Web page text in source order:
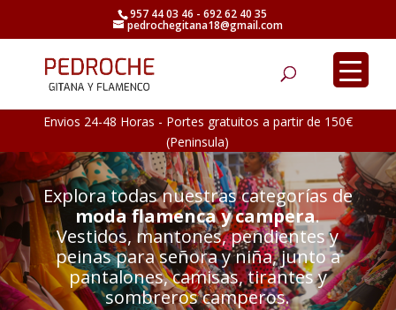
957 44 03 46 - 692 62 40 35
pedrochegitana18@gmail.com
Envios 24-48 Horas - Portes gratuitos a partir de 150€
(Peninsula)
Explora todas nuestras categorías de
moda flamenca y campera.
Vestidos, mantones, pendientes y
peinas para señora y niña, junto a
pantalones, camisas, tirantes y
sombreros camperos.